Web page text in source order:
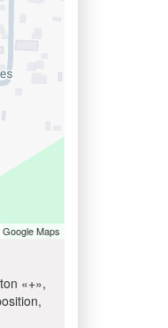
Maps
«+»,